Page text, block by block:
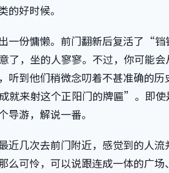
的好时候。
一份慵懒。前门翻新后复活了“铛
了，坐的人寥寥。不过，你可能会
听到他们稍微念叨着不甚准确的历
就来射这个正阳门的牌匾”。即使
导游，解说一番。
近几次去前门附近，感觉到的人流
么可怜，可以说跟连成一体的广场